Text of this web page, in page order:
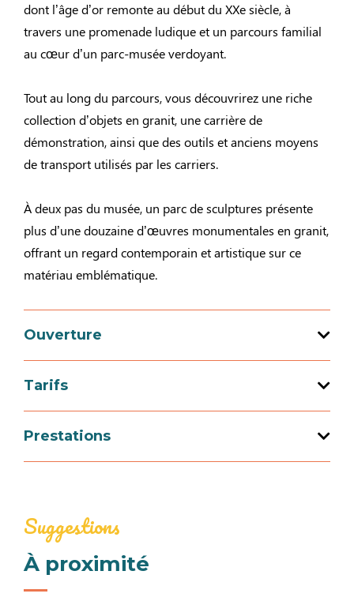
dont l’âge d’or remonte au début du XXe siècle, à
travers une promenade ludique et un parcours familial
au cœur d’un parc-musée verdoyant.
Tout au long du parcours, vous découvrirez une riche
collection d’objets en granit, une carrière de
démonstration, ainsi que des outils et anciens moyens
de transport utilisés par les carriers.
À deux pas du musée, un parc de sculptures présente
plus d’une douzaine d’œuvres monumentales en granit,
offrant un regard contemporain et artistique sur ce
matériau emblématique.
Ouverture
décembre 2026
Jours
18h00
10h00 à
Tarifs
Moyens de paiement
Chèques bancaires et postaux
Prestations
Aire de pique-nique non couverte
Suggestions
À proximité